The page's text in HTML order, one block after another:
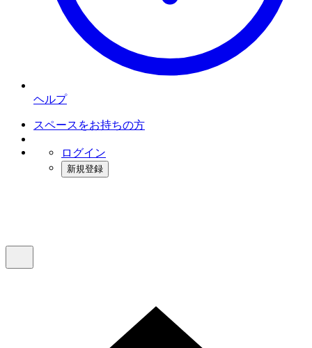
ヘルプ
スペースをお持ちの方
ログイン
新規登録